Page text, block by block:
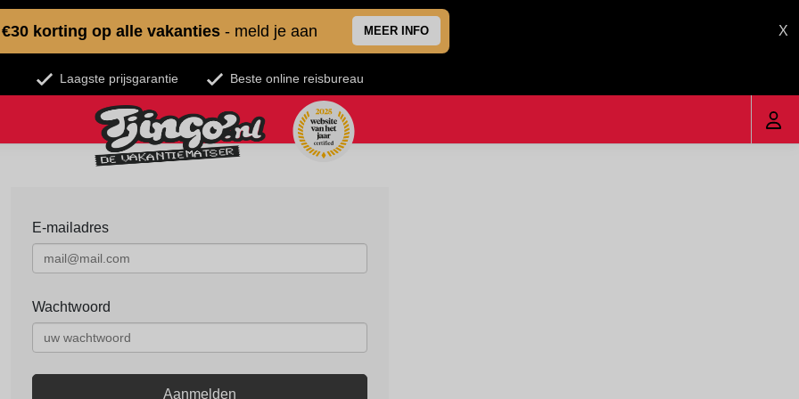
€30 korting op alle vakanties - meld je aan MEER INFO X
Laagste prijsgarantie Beste online reisbureau
E-mailadres
Wachtwoord
Aanmelden